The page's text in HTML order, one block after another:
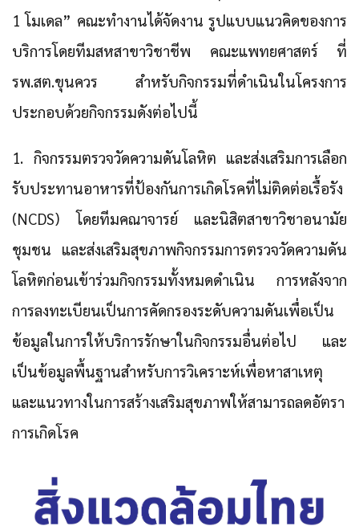
1 โมเดล” คณะทำงานได้จัดงาน รูปแบบแนวคิดของการ
บริการโดยทีมสหสาขาวิชาชีพ คณะแพทยศาสตร์ ที่
รพ.สต.ขุนควร สำหรับกิจกรรมที่ดำเนินในโครงการ
ประกอบด้วยกิจกรรมดังต่อไปนี้
1. กิจกรรมตรวจวัดความดันโลหิต และส่งเสริมการเลือก
รับประทานอาหารที่ป้องกันการเกิดโรคที่ไม่ติดต่อเรื้อรัง
(NCDS) โดยทีมคณาจารย์ และนิสิตสาขาวิชาอนามัย
ชุมชน และส่งเสริมสุขภาพกิจกรรมการตรวจวัดความดัน
โลหิตก่อนเข้าร่วมกิจกรรมทั้งหมดดำเนิน การหลังจาก
การลงทะเบียนเป็นการคัดกรองระดับความดันเพื่อเป็น
ข้อมูลในการให้บริการรักษาในกิจกรรมอื่นต่อไป และ
เป็นข้อมูลพื้นฐานสำหรับการวิเคราะห์เพื่อหาสาเหตุ
และแนวทางในการสร้างเสริมสุขภาพให้สามารถลดอัตรา
การเกิดโรค